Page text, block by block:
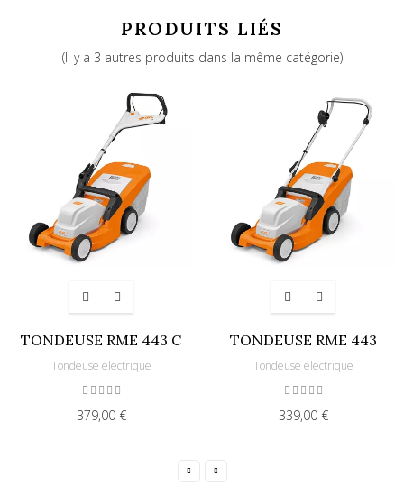
PRODUITS LIÉS
(Il y a 3 autres produits dans la même catégorie)
TONDEUSE RME 443 C
Tondeuse électrique
379,00 €
TONDEUSE RME 443
Tondeuse électrique
339,00 €